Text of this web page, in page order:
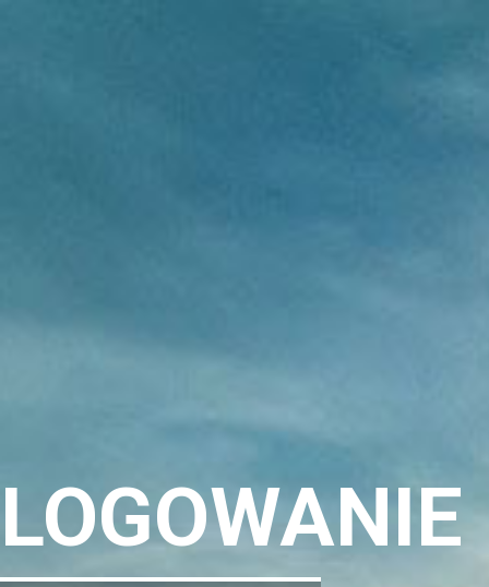
LOGOWANIE